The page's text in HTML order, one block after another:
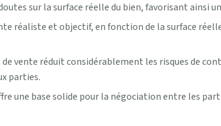
sur la surface réelle du bien, favorisant ainsi
réaliste et objectif, en fonction de la surface
vente réduit considérablement les risques de
parties.
une base solide pour la négociation entre les